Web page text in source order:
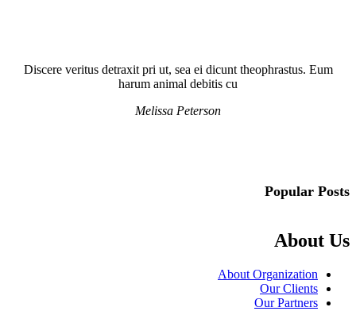
Discere veritus detraxit pri ut, sea ei dicunt theophrastus. Eum
harum animal debitis cu
Melissa Peterson
Popular Posts
About Us
About Organization
Our Clients
Our Partners